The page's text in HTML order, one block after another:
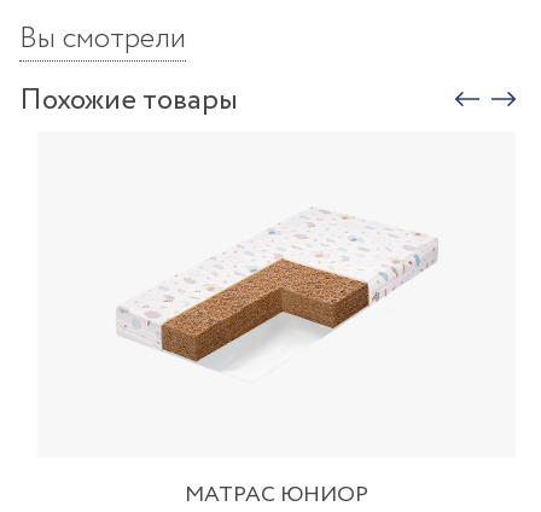
Вы смотрели
Похожие товары
МАТРАС ЮНИОР